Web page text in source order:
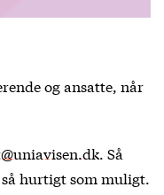
og ansatte, når
. Så
hurtigt som muligt.